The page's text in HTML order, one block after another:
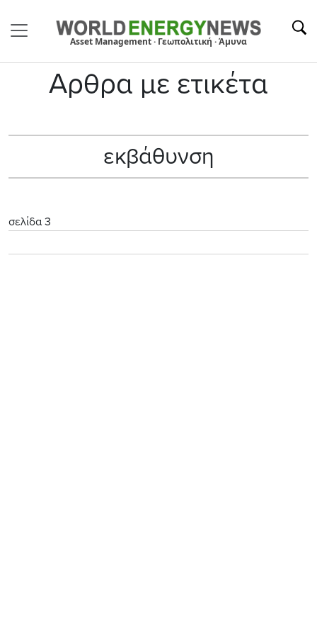
Asset Management · Γεωπολιτική · Άμυνα
Αρθρα με ετικέτα
εκβάθυνση
σελίδα 3